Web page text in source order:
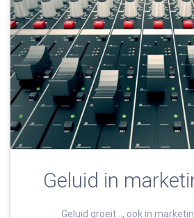
Geluid in
Geluid groeit…, ook in